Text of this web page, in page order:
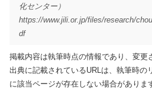
化センター）
https://www.jili.or.jp/files/research/
df
掲載内容は執筆時点の情報であり、変更
出典に記載されているURLは、執筆時の
に該当ページが存在しない場合がありま